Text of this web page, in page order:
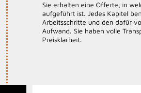
Sie erhalten eine Offerte, in
aufgeführt ist. Jedes Kapitel
Arbeitsschritte und den dafür
Aufwand. Sie haben volle
Preisklarheit.